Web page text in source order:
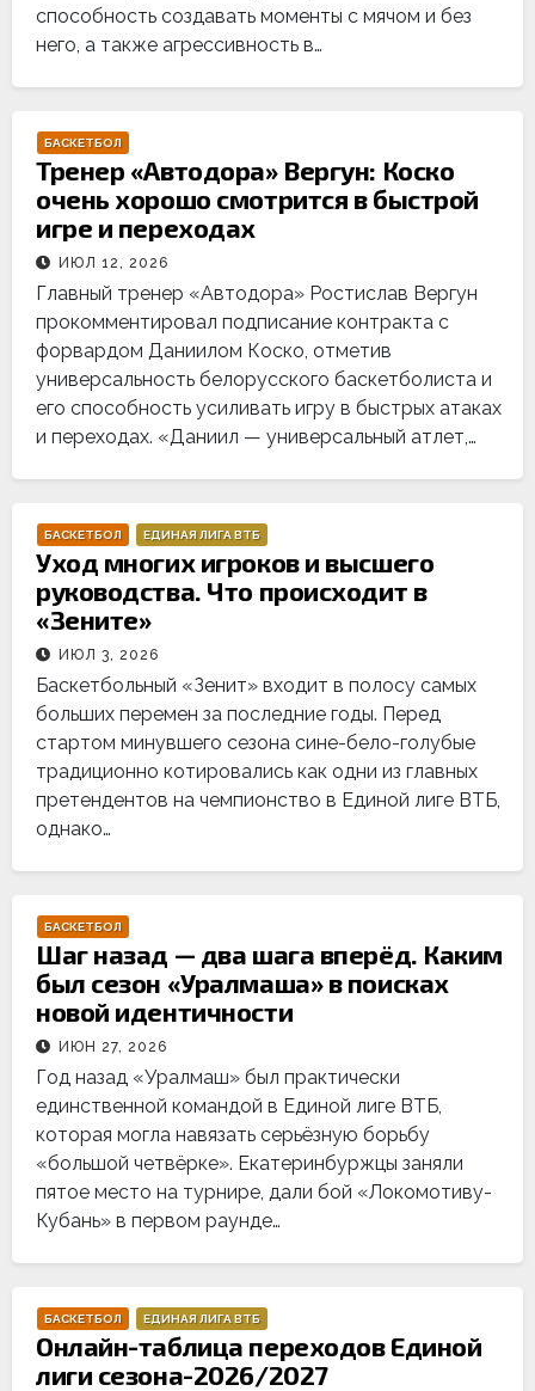
способность создавать моменты с мячом и без
него, а также агрессивность в…
БАСКЕТБОЛ
Тренер «Автодора» Вергун: Коско
очень хорошо смотрится в быстрой
игре и переходах
ИЮЛ 12, 2026
Главный тренер «Автодора» Ростислав Вергун
прокомментировал подписание контракта с
форвардом Даниилом Коско, отметив
универсальность белорусского баскетболиста и
его способность усиливать игру в быстрых атаках
и переходах. «Даниил — универсальный атлет,…
БАСКЕТБОЛ ЕДИНАЯ ЛИГА ВТБ
Уход многих игроков и высшего
руководства. Что происходит в
«Зените»
ИЮЛ 3, 2026
Баскетбольный «Зенит» входит в полосу самых
больших перемен за последние годы. Перед
стартом минувшего сезона сине-бело-голубые
традиционно котировались как одни из главных
претендентов на чемпионство в Единой лиге ВТБ,
однако…
БАСКЕТБОЛ
Шаг назад — два шага вперёд. Каким
был сезон «Уралмаша» в поисках
новой идентичности
ИЮН 27, 2026
Год назад «Уралмаш» был практически
единственной командой в Единой лиге ВТБ,
которая могла навязать серьёзную борьбу
«большой четвёрке». Екатеринбуржцы заняли
пятое место на турнире, дали бой «Локомотиву-
Кубань» в первом раунде…
БАСКЕТБОЛ ЕДИНАЯ ЛИГА ВТБ
Онлайн-таблица переходов Единой
лиги сезона-2026/2027